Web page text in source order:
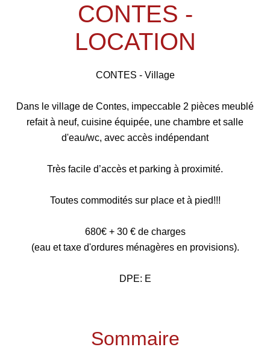
CONTES -
LOCATION
CONTES - Village
Dans le village de Contes, impeccable 2 pièces meublé
refait à neuf, cuisine équipée, une chambre et salle
d'eau/wc, avec accès indépendant
Très facile d’accès et parking à proximité.
Toutes commodités sur place et à pied!!!
680€ + 30 € de charges
(eau et taxe d'ordures ménagères en provisions).
DPE: E
Sommaire